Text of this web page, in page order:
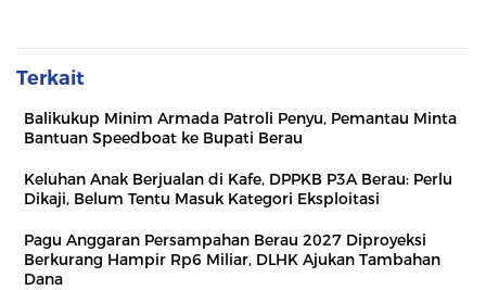
Terkait
Balikukup Minim Armada Patroli Penyu, Pemantau Minta
Bantuan Speedboat ke Bupati Berau
Keluhan Anak Berjualan di Kafe, DPPKB P3A Berau: Perlu
Dikaji, Belum Tentu Masuk Kategori Eksploitasi
Pagu Anggaran Persampahan Berau 2027 Diproyeksi
Berkurang Hampir Rp6 Miliar, DLHK Ajukan Tambahan
Dana